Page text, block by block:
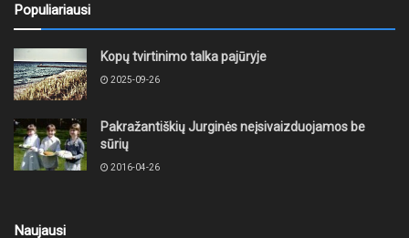
Populiariausi
Kopų tvirtinimo talka pajūryje
2025-09-26
Pakražantiškių Jurginės neįsivaizduojamos be
sūrių
2016-04-26
Naujausi